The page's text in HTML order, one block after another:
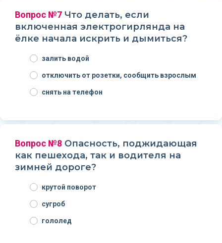
Вопрос №7 Что делать, если
включенная электрогирлянда на
ёлке начала искрить и дымиться?
залить водой
отключить от розетки, сообщить взрослым
снять на телефон
Вопрос №8 Опасность, поджидающая
как пешехода, так и водителя на
зимней дороге?
крутой поворот
сугроб
гололед